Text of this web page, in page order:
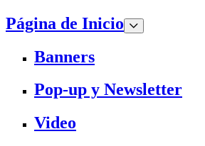
Página de Inicio
Banners
Pop-up y Newsletter
Video